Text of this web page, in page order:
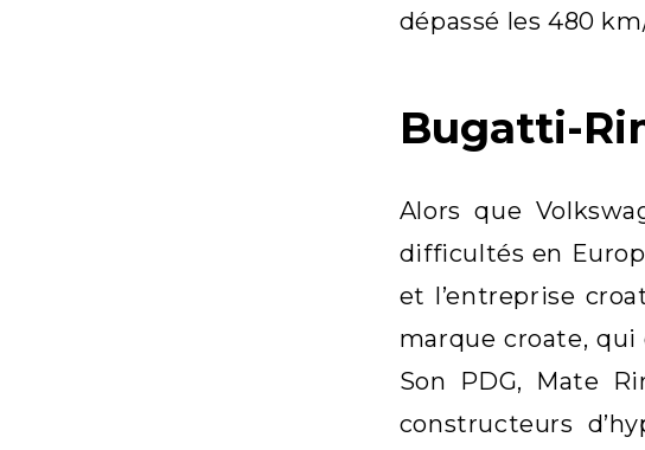
dépassé les 480
Bugatti-
Alors que
difficultés en
et l’entreprise
marque croate, qui
Son PDG, Mate
constructeurs